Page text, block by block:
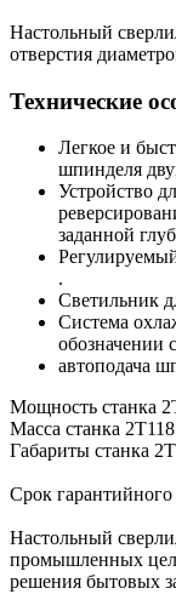
Настольный
отверстия
Технические
Легкое и
шпинделя
Устройство
заданной
.
Светильник
Система
обозначении
автоподача
Мощность станка
Масса станка
Габариты станка
Срок
Настольный
промышленных
решения бытовых